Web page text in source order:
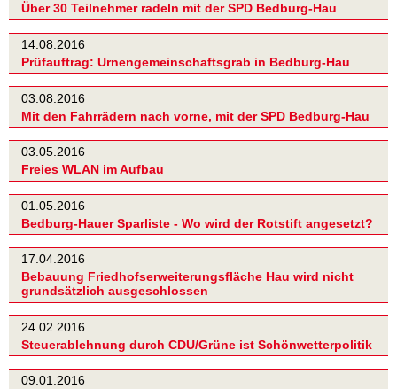
Über 30 Teilnehmer radeln mit der SPD Bedburg-Hau
14.08.2016
Prüfauftrag: Urnengemeinschaftsgrab in Bedburg-Hau
03.08.2016
Mit den Fahrrädern nach vorne, mit der SPD Bedburg-Hau
03.05.2016
Freies WLAN im Aufbau
01.05.2016
Bedburg-Hauer Sparliste - Wo wird der Rotstift angesetzt?
17.04.2016
Bebauung Friedhofserweiterungsfläche Hau wird nicht
grundsätzlich ausgeschlossen
24.02.2016
Steuerablehnung durch CDU/Grüne ist Schönwetterpolitik
09.01.2016